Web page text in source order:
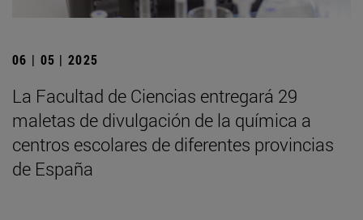
06 | 05 | 2025
La Facultad de Ciencias entregará 29
maletas de divulgación de la química a
centros escolares de diferentes provincias
de España